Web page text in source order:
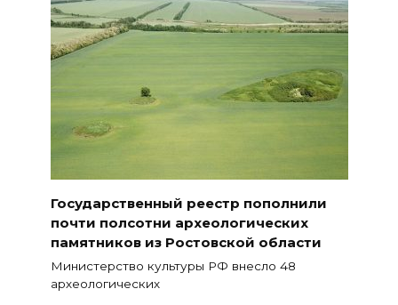
Государственный реестр пополнили
почти полсотни археологических
памятников из Ростовской области
Министерство культуры РФ внесло 48
археологических